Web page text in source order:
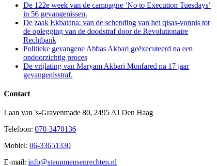
De 122e week van de campagne ‘No to Execution Tuesdays’
in 56 gevangenissen.
De zaak Ekbatana: van de schending van het qisas-vonnis tot
de oplegging van de doodstraf door de Revolutionaire
Rechtbank
Politieke gevangene Abbas Akbari geëxecuteerd na een
ondoorzichtig proces
De vrijlating van Maryam Akbari Monfared na 17 jaar
gevangenisstraf.
Contact
Laan van 's-Gravenmade 80, 2495 AJ Den Haag
Telefoon: 070-3470136
Mobiel: 06-33651330
E-mail: info@steunmensenrechten.nl